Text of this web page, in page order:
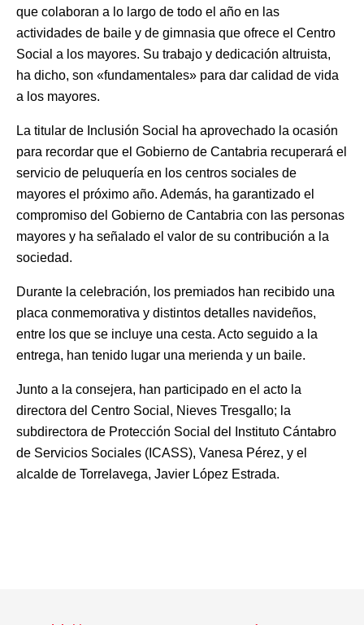
que colaboran a lo largo de todo el año en las
actividades de baile y de gimnasia que ofrece el Centro
Social a los mayores. Su trabajo y dedicación altruista,
ha dicho, son «fundamentales» para dar calidad de vida
a los mayores.
La titular de Inclusión Social ha aprovechado la ocasión
para recordar que el Gobierno de Cantabria recuperará el
servicio de peluquería en los centros sociales de
mayores el próximo año. Además, ha garantizado el
compromiso del Gobierno de Cantabria con las personas
mayores y ha señalado el valor de su contribución a la
sociedad.
Durante la celebración, los premiados han recibido una
placa conmemorativa y distintos detalles navideños,
entre los que se incluye una cesta. Acto seguido a la
entrega, han tenido lugar una merienda y un baile.
Junto a la consejera, han participado en el acto la
directora del Centro Social, Nieves Tresgallo; la
subdirectora de Protección Social del Instituto Cántabro
de Servicios Sociales (ICASS), Vanesa Pérez, y el
alcalde de Torrelavega, Javier López Estrada.